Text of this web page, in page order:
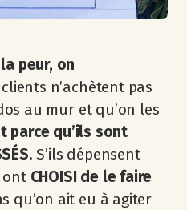
peur, on
n’achètent pas
au mur et qu’on les
parce qu’ils sont
. S’ils dépensent
ont CHOISI de le faire
qu’on ait eu à agiter